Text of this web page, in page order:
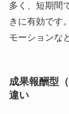
多く、短期間
きに有効です
モーションな
成果報酬型
違い